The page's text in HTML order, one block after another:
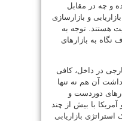
و چه در مقابل
و بازارسازی
هستند. توجه به
به بازارهای
در داخل، کافی
آن هم نه تنها
دوردست و
آمریکا با بیش از چند
استراتژی بازاریابی